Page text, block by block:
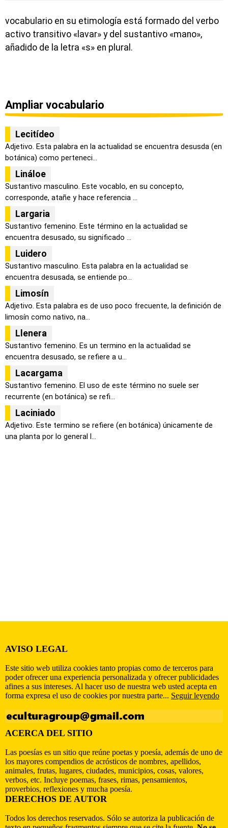
vocabulario en su etimología está formado del verbo
activo transitivo «lavar» y del sustantivo «mano»,
añadido de la letra «s» en plural.
Ampliar vocabulario
Lecitídeo
Adjetivo. Esta palabra en la actualidad se encuentra desusda (en
botánica) como perteneci...
Lináloe
Sustantivo masculino. Este vocablo, en su concepto,
corresponde, atañe y hace referencia ...
Largaria
Sustantivo femenino. Este término en la actualidad se
encuentra desusado, su significado ...
Luidero
Sustantivo masculino. Esta palabra en la actualidad se
encuentra desusada, se entiende po...
Limosín
Adjetivo. Esta palabra es de uso poco frecuente, la definición de
limosín como nativo, na...
Llenera
Sustantivo femenino. Es un termino en la actualidad se
encuentra desusado, se refiere a u...
Lacargama
Sustantivo femenino. El uso de este término no suele ser
recurrente (en botánica) se refi...
Laciniado
Adjetivo. Este termino se refiere (en botánica) únicamente de
una planta por lo general l...
AVISO LEGAL
Este sitio web utiliza cookies tanto propias como de terceros para
poder ofrecer una experiencia personalizada y ofrecer publicidades
afines a sus intereses. Al hacer uso de nuestra web usted acepta en
forma expresa el uso de cookies por nuestra parte... Seguir leyendo
ACERCA DEL SITIO
Las poesías es un sitio que reúne poetas y poesía, además de uno de
los mayores compendios de acrósticos de nombres, apellidos,
animales, frutas, lugares, ciudades, municipios, cosas, valores,
verbos, etc. Incluye poemas, frases, rimas, pensamientos,
proverbios, reflexiones y mucha poesía.
DERECHOS DE AUTOR
Todos los derechos reservados. Sólo se autoriza la publicación de